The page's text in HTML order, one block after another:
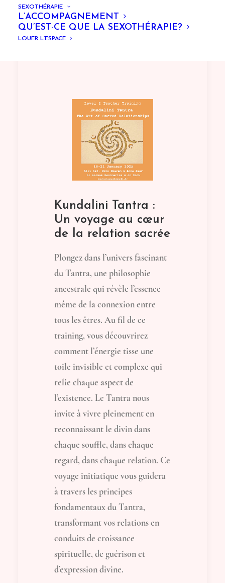
SEXOTHÉRAPIE
L’ACCOMPAGNEMENT
QU’EST-CE QUE LA SEXOTHÉRAPIE?
LOUER L’ESPACE
Formation Training Level 2
Kundalini Tantra :
Un voyage au cœur
de la relation sacrée
Plongez dans l’univers fascinant
du Tantra, une philosophie
ancestrale qui révèle l’essence
même de la connexion entre
tous les êtres. Au fil de ce
training, vous découvrirez
comment l’énergie tisse une
toile invisible et complexe qui
relie chaque aspect de
l’existence. Le Tantra nous
invite à vivre pleinement en
reconnaissant le divin dans
chaque souffle, dans chaque
regard, dans chaque relation. Ce
voyage initiatique vous guidera
à travers les principes
fondamentaux du Tantra,
transformant vos relations en
conduits de croissance
spirituelle, de guérison et
d’expression divine.